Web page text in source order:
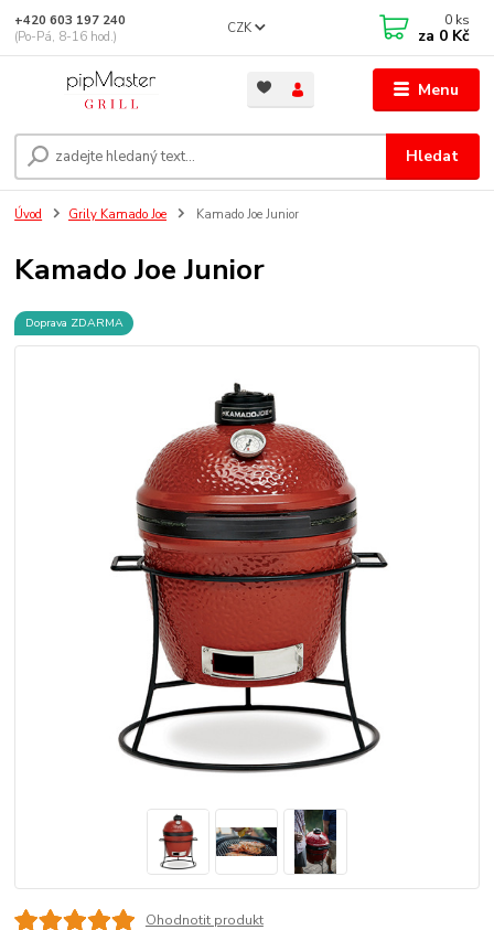
Menu
CZK
Hledat
+420 603 197 240
(Po-Pá, 8-16 hod.)
0 ks
za 0 Kč
Úvod Grily Kamado Joe Kamado Joe Junior
Kamado Joe Junior
Doprava ZDARMA
Ohodnotit produkt